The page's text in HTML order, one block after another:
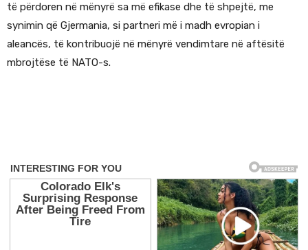
të përdoren në mënyrë sa më efikase dhe të shpejtë, me
synimin që Gjermania, si partneri më i madh evropian i
aleancës, të kontribuojë në mënyrë vendimtare në aftësitë
mbrojtëse të NATO-s.